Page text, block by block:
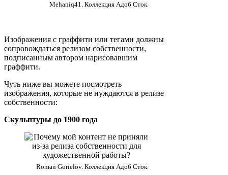
Mehaniq41. Коллекция Адоб Сток.
Изображения с граффити или тегами должны
сопровождаться релизом собственности,
подписанным автором нарисовавшим
граффити.
Чуть ниже вы можете посмотреть
изображения, которые не нуждаются в релизе
собственности:
Скульптуры до 1900 года
Roman Gorielov. Коллекция Адоб Сток.